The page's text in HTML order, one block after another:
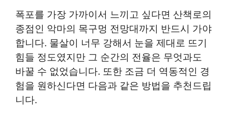
폭포를 가장 가까이서 느끼고 싶다면 산책로의
종점인 악마의 목구멍 전망대까지 반드시 가야
합니다. 물살이 너무 강해서 눈을 제대로 뜨기
힘들 정도였지만 그 순간의 전율은 무엇과도
바꿀 수 없었습니다. 또한 조금 더 역동적인 경
험을 원하신다면 다음과 같은 방법을 추천드립
니다.